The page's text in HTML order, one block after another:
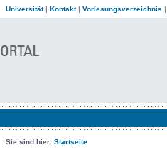
Universität| Kontakt| Vorlesungsverzeichnis
Sie sind hier: Startseite